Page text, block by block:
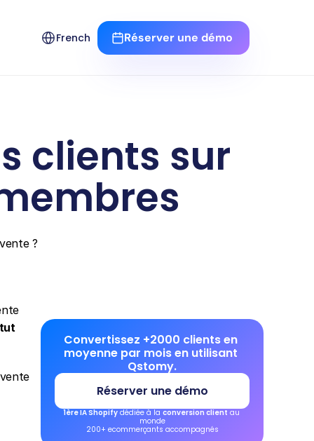
Select Language
French Réserver une démo
clients sur
?
Convertissez +2000 clients en
moyenne par mois en utilisant
Qstomy.
Réserver une démo
1ère IA Shopify dédiée à la conversion client au
monde
200+ ecommerçants accompagnés